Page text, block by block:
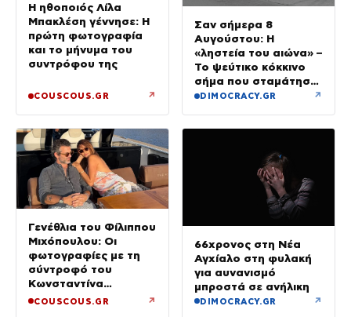
Η ηθοποιός Λίλα
Μπακλέση γέννησε: Η
πρώτη φωτογραφία
και το μήνυμα του
συντρόφου της
COUSCOUS.GR ↗
Σαν σήμερα 8
Αυγούστου: Η
«ληστεία του αιώνα» –
Το ψεύτικο κόκκινο
σήμα που σταμάτησε
τρένο με 2,6 εκατ.
DIMOCRACY.GR ↗
Γενέθλια του Φίλιππου
Μιχόπουλου: Οι
φωτογραφίες με τη
σύντροφό του
Κωνσταντίνα
Ευρυπίδου και το
COUSCOUS.GR ↗
66χρονος στη Νέα
Αγχίαλο στη φυλακή
για αυνανισμό
μπροστά σε ανήλικη
DIMOCRACY.GR ↗